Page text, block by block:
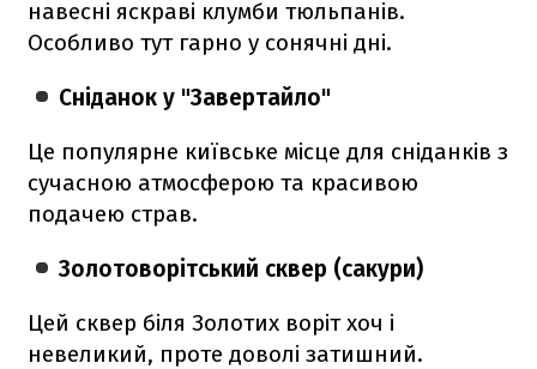
навесні яскраві клумби тюльпанів.
Особливо тут гарно у сонячні дні.
Сніданок у "Завертайло"
Це популярне київське місце для сніданків з
сучасною атмосферою та красивою
подачею страв.
Золотоворітський сквер (сакури)
Цей сквер біля Золотих воріт хоч і
невеликий, проте доволі затишний.